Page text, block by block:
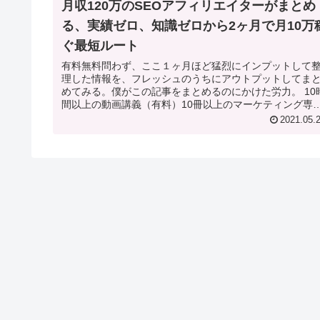
月収120万のSEOアフィリエイターがまとめ
る、実績ゼロ、知識ゼロから2ヶ月で月10万
ぐ最短ルート
有料無料問わず、ここ１ヶ月ほど猛烈にインプットして
理した情報を、フレッシュのうちにアウトプットしてまと
めてみる。僕がこの記事をまとめるのにかけた労力。 10時
間以上の動画講義（有料）10冊以上のマーケティング専門